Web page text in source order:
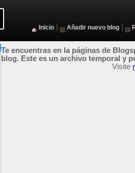
Inicio Añadir nuevo blog
Te encuentras en la páginas de
blog. Este es un archivo temporal y
Visite